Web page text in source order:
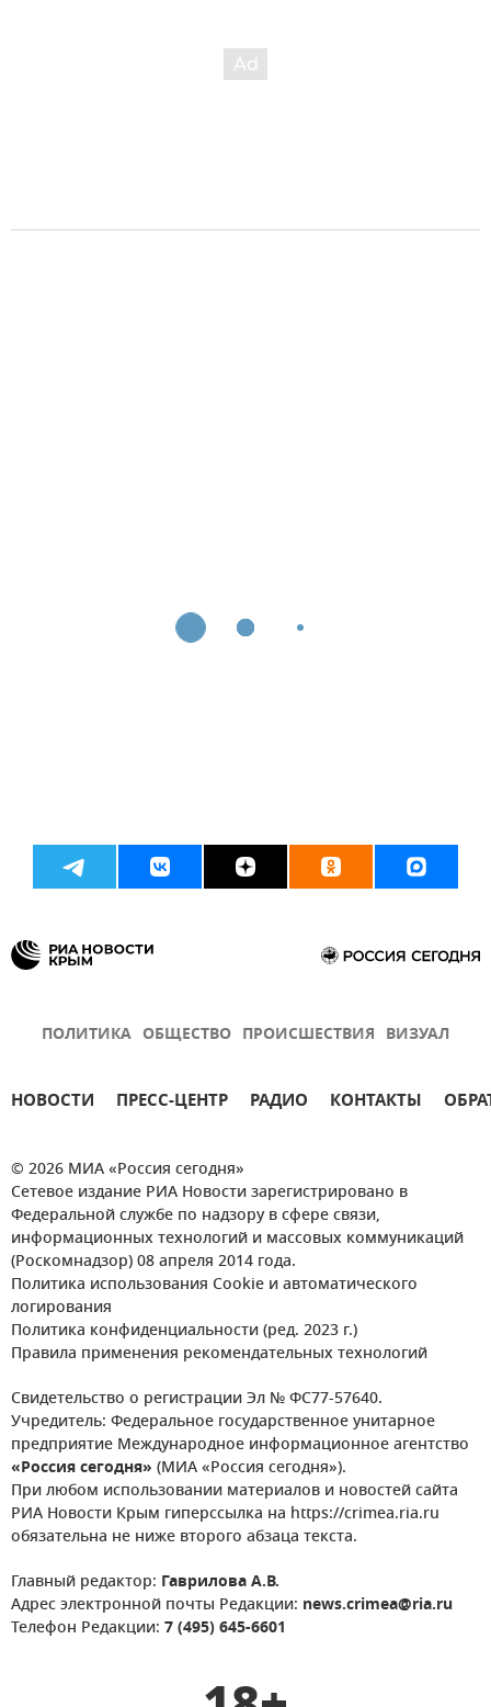
ПОЛИТИКА ОБЩЕСТВО ПРОИСШЕСТВИЯ ВИЗУАЛ
НОВОСТИ ПРЕСС-ЦЕНТР РАДИО КОНТАКТЫ
© 2026 МИА «Россия сегодня»
Сетевое издание РИА Новости зарегистрировано в
Федеральной службе по надзору в сфере связи,
информационных технологий и массовых коммуникаций
(Роскомнадзор) 08 апреля 2014 года.
Политика использования Cookie и автоматического
логирования
Политика конфиденциальности (ред. 2023 г.)
Правила применения рекомендательных технологий
Свидетельство о регистрации Эл № ФС77-57640.
Учредитель: Федеральное государственное унитарное
предприятие Международное информационное агентство
«Россия сегодня» (МИА «Россия сегодня»).
При любом использовании материалов и новостей сайта
РИА Новости Крым гиперссылка на https://crimea.ria.ru
обязательна не ниже второго абзаца текста.
Главный редактор: Гаврилова А.В.
Адрес электронной почты Редакции: news.crimea@ria.ru
Телефон Редакции: 7 (495) 645-6601